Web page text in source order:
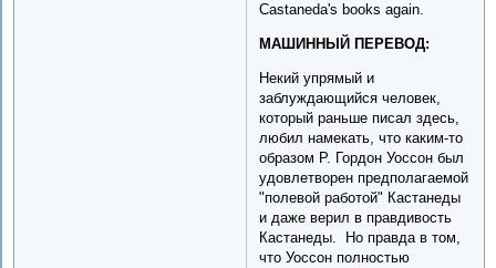
Castaneda's books again.
МАШИННЫЙ ПЕРЕВОД:
Некий упрямый и
заблуждающийся человек,
который раньше писал здесь,
любил намекать, что каким-то
образом Р. Гордон Уоссон был
удовлетворен предполагаемой
"полевой работой" Кастанеды
и даже верил в правдивость
Кастанеды. Но правда в том,
что Уоссон полностью